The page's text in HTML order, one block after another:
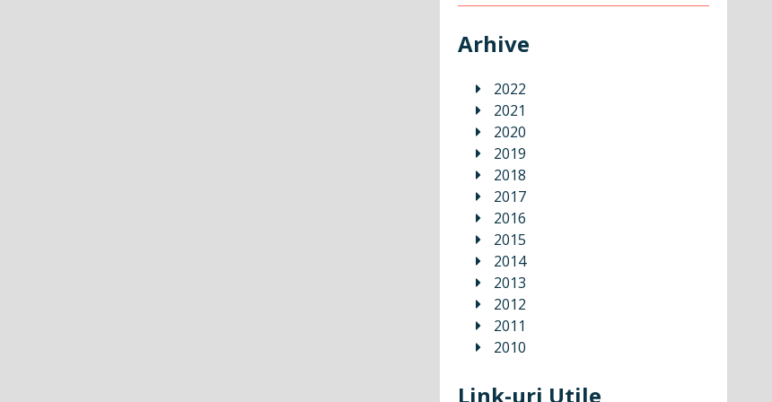
Arhive
2022
2021
2020
2019
2018
2017
2016
2015
2014
2013
2012
2011
2010
Link-uri Utile